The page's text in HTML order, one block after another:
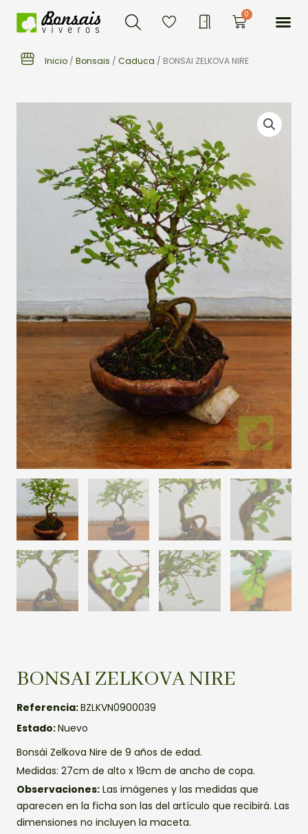
Buscar 0Carrito
Inicio / Bonsais / Caduca / BONSAI ZELKOVA NIRE
BONSAI ZELKOVA NIRE
Referencia:BZLKVN0900039
Estado:Nuevo
Bonsái Zelkova Nire de 9 años de edad.
Medidas: 27cm de alto x 19cm de ancho de copa.
Observaciones: Las imágenes y las medidas que
aparecen en la ficha son las del artículo que recibirá. Las
dimensiones no incluyen la maceta.